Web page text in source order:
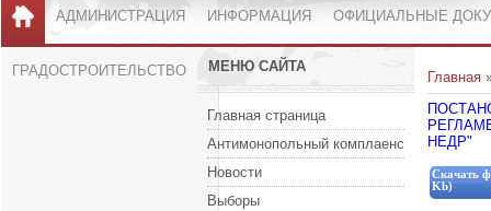
АДМИНИСТРАЦИЯ ИНФОРМАЦИЯ ОФИЦИАЛЬНЫЕ
ГРАДОСТРОИТЕЛЬСТВО МЕНЮ САЙТА
Главная страница
Антимонопольный комплаенс
Новости
Выборы
Главная
НЕДР"
Скачать
Kb)